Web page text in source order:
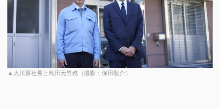
▲大川原社長と島田元専務（撮影：保田敬介）